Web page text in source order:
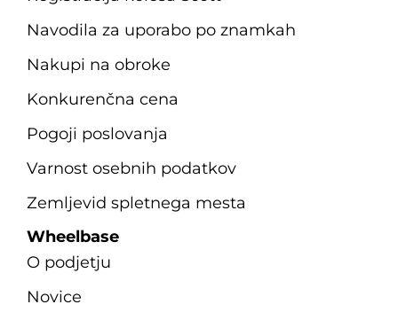
Navodila za uporabo po znamkah
Nakupi na obroke
Konkurenčna cena
Pogoji poslovanja
Varnost osebnih podatkov
Zemljevid spletnega mesta
Wheelbase
O podjetju
Novice